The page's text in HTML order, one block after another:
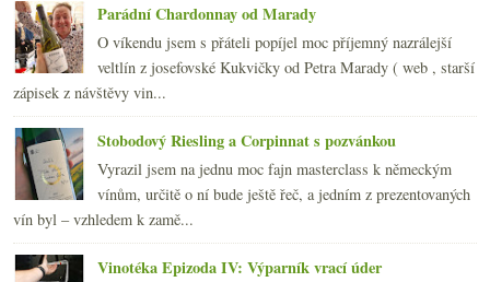
Parádní Chardonnay od Marady
O víkendu jsem s přáteli popíjel moc příjemný nazrálejší
veltlín z josefovské Kukvičky od Petra Marady ( web , starší
zápisek z návštěvy vin...
Stobodový Riesling a Corpinnat s pozvánkou
Vyrazil jsem na jednu moc fajn masterclass k německým
vínům, určitě o ní bude ještě řeč, a jedním z prezentovaných
vín byl – vzhledem k zamě...
Vinotéka Epizoda IV: Výparník vrací úder